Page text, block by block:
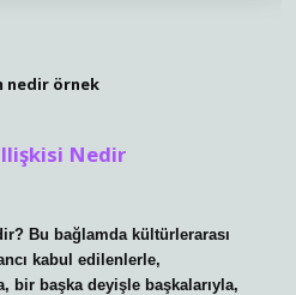
nedir örnek
Nedir
Bu bağlamda kültürlerarası
kabul edilenlerle,
bir başka deyişle başkalarıyla,